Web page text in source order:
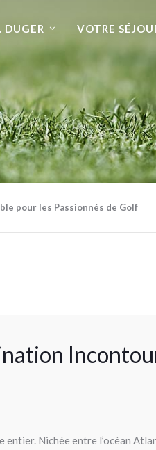
DUGER VOTRE
pour les Passionnés de Golf
Nichée entre l’océan